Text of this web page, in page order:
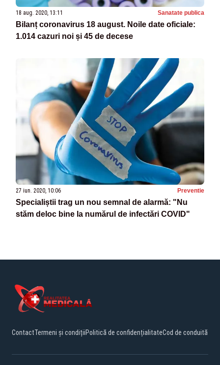
18 aug. 2020, 13:11 Sanatate publica
Bilanț coronavirus 18 august. Noile date oficiale:
1.014 cazuri noi și 45 de decese
27 iun. 2020, 10:06 Preventie
Specialiștii trag un nou semnal de alarmă: "Nu
stăm deloc bine la numărul de infectări COVID"
ContactTermeni și condițiiPolitică de confidențialitateCod de conduită